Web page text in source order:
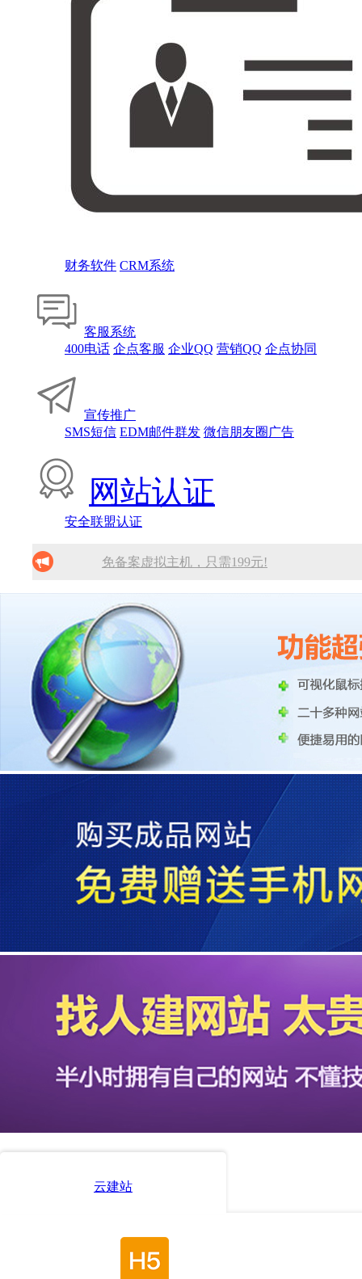
财务软件 CRM系统
客服系统
400电话 企点客服 企业QQ 营销QQ 企点协同
宣传推广
SMS短信 EDM邮件群发 微信朋友圈广告
网站认证
安全联盟认证
免备案虚拟主机，只需199元!
找人做网站/服务器维护！
SSL证书免费领！
腾讯企业邮箱 买多少送多少！
云建站